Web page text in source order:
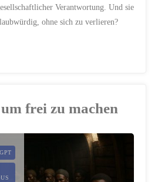
Verantwortung. Und sie
ohne sich zu verlieren?
frei zu machen